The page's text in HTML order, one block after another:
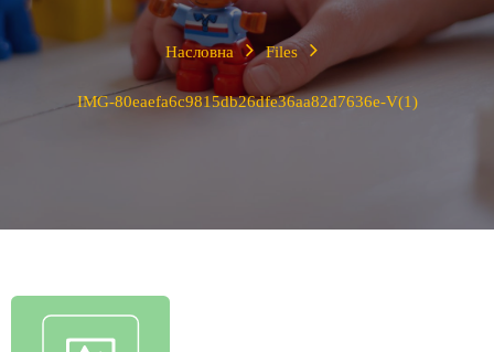
Насловна Files
IMG-80eaefa6c9815db26dfe36aa82d7636e-V(1)